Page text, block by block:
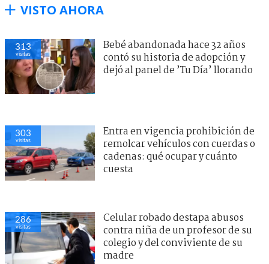
VISTO AHORA
313
visitas
Bebé abandonada hace 32 años
contó su historia de adopción y
dejó al panel de ’Tu Día’ llorando
303
visitas
Entra en vigencia prohibición de
remolcar vehículos con cuerdas o
cadenas: qué ocupar y cuánto
cuesta
286
visitas
Celular robado destapa abusos
contra niña de un profesor de su
colegio y del conviviente de su
madre